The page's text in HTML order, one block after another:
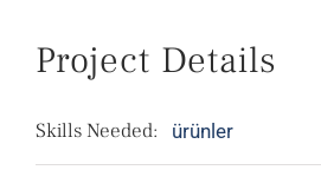
Project Details
Skills Needed: ürünler